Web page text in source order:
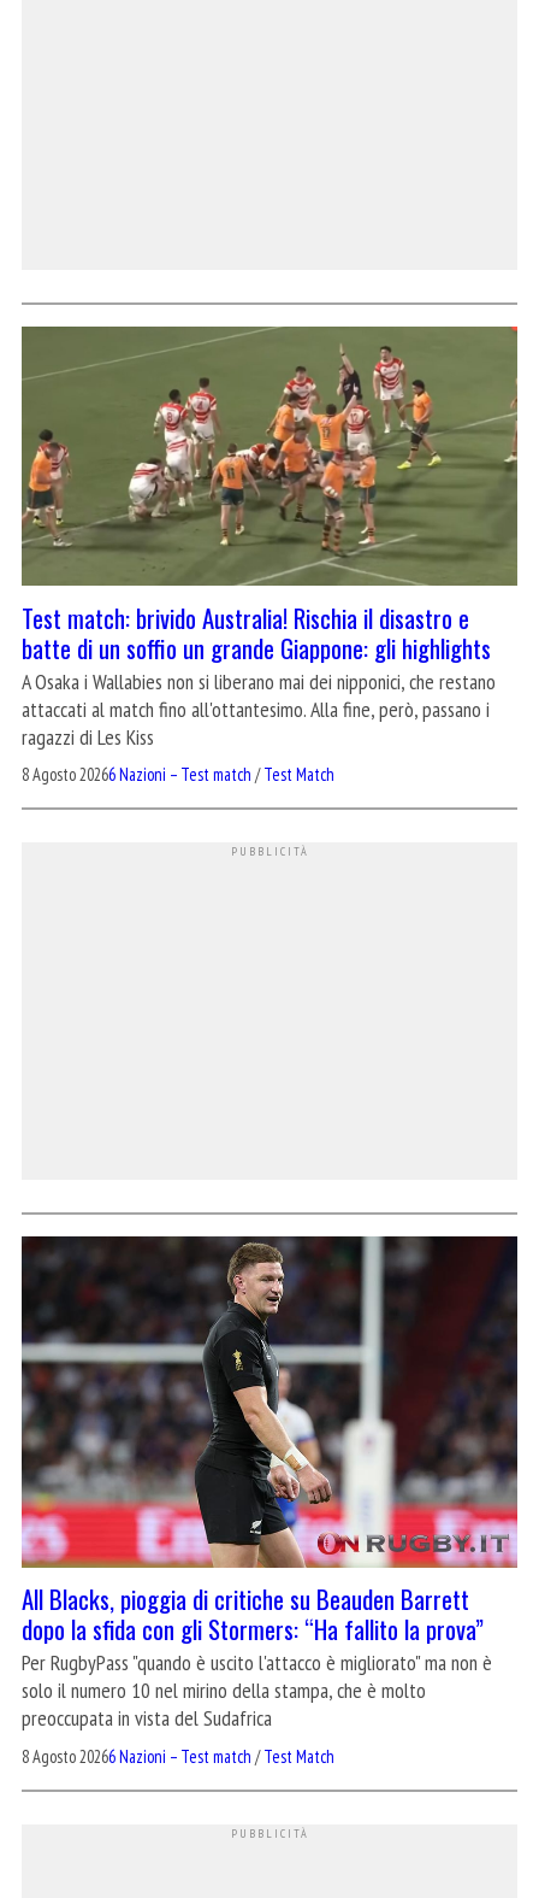
Test match: brivido Australia! Rischia il disastro e
batte di un soffio un grande Giappone: gli highlights
A Osaka i Wallabies non si liberano mai dei nipponici, che restano
attaccati al match fino all'ottantesimo. Alla fine, però, passano i
ragazzi di Les Kiss
8 Agosto 20266 Nazioni – Test match /Test Match
All Blacks, pioggia di critiche su Beauden Barrett
dopo la sfida con gli Stormers: “Ha fallito la prova”
Per RugbyPass "quando è uscito l'attacco è migliorato" ma non è
solo il numero 10 nel mirino della stampa, che è molto
preoccupata in vista del Sudafrica
8 Agosto 20266 Nazioni – Test match /Test Match